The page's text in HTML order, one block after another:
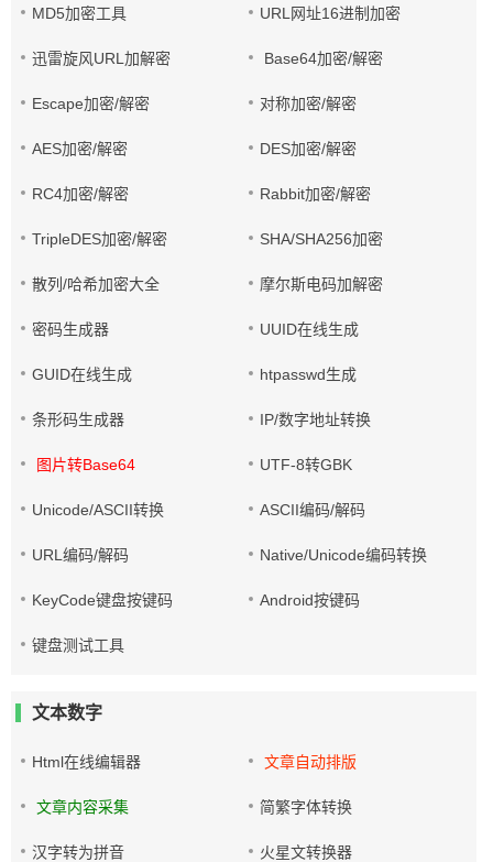
MD5加密工具 URL网址16进制加密
迅雷旋风URL加解密 Base64加密/解密
Escape加密/解密 对称加密/解密
AES加密/解密 DES加密/解密
RC4加密/解密 Rabbit加密/解密
TripleDES加密/解密 SHA/SHA256加密
散列/哈希加密大全 摩尔斯电码加解密
密码生成器 UUID在线生成
GUID在线生成 htpasswd生成
条形码生成器 IP/数字地址转换
图片转Base64 UTF-8转GBK
Unicode/ASCII转换 ASCII编码/解码
URL编码/解码 Native/Unicode编码转换
KeyCode键盘按键码 Android按键码
键盘测试工具
文本数字
Html在线编辑器 文章自动排版
文章内容采集 简繁字体转换
汉字转为拼音 火星文转换器